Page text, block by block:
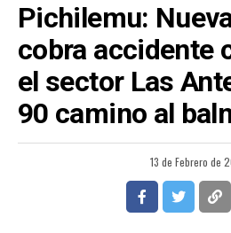
Pichilemu:
cobra accidente
el sector Las
90 camino al
13 de Febrero de